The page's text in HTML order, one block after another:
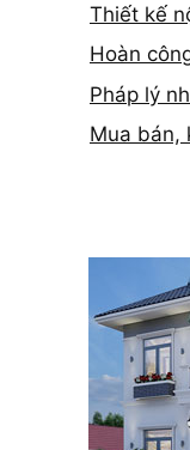
Thiết kế
Hoàn
Pháp lý
Mua bán,